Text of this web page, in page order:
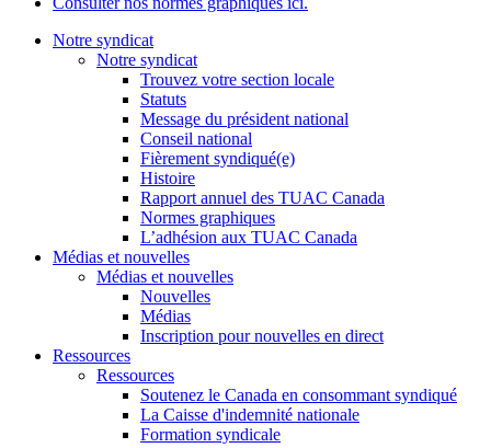
Notre syndicat
Notre syndicat
Trouvez votre section locale
Statuts
Message du président national
Conseil national
Fièrement syndiqué(e)
Histoire
Rapport annuel des TUAC Canada
Normes graphiques
L’adhésion aux TUAC Canada
Médias et nouvelles
Médias et nouvelles
Nouvelles
Médias
Inscription pour nouvelles en direct
Ressources
Ressources
Soutenez le Canada en consommant syndiqué
La Caisse d'indemnité nationale
Formation syndicale